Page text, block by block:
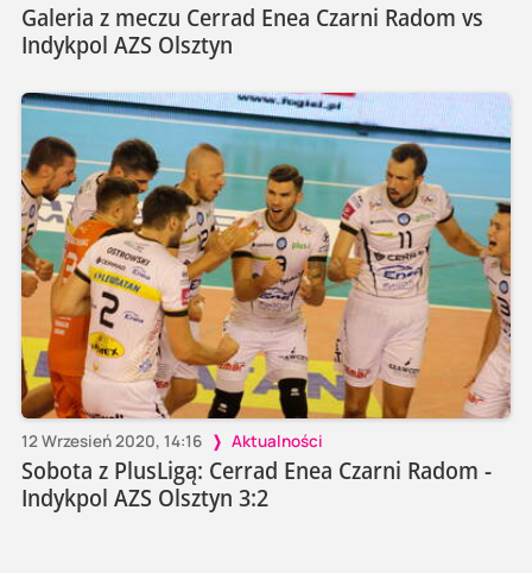
Galeria z meczu Cerrad Enea Czarni Radom vs
Indykpol AZS Olsztyn
12 Wrzesień 2020, 14:16 Aktualności
Sobota z PlusLigą: Cerrad Enea Czarni Radom -
Indykpol AZS Olsztyn 3:2